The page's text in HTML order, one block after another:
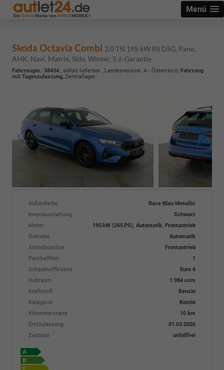
Menü
Skoda Octavia Combi 2.0 TSI 195 kW RS DSG, Pano,
AHK, Navi, Matrix, Side, Winter, 5 J.-Garantie
Fahrzeugnr.: 38434 , sofort lieferbar , Landesversion: A - Österreich, Fahrzeug
mit Tageszulassung, Zentrallager
Außenfarbe
Race Blau Metallic
Innenausstattung
Schwarz
Motor
195 kW (265 PS), Automatik, Frontantrieb
Getriebe
Automatik
Antriebsachse
Frontantrieb
Partikelfilter
1
Schadstoffklasse
Euro 6
Hubraum
1.984 ccm
Kraftstoff
Benzin
Kategorie
Kombi
Kilometerstand
10 km
Erstzulassung
01.03.2026
Zustand
unfallfrei